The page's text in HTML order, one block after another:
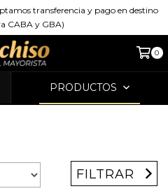
transferencia y pago en destino
CABA y GBA)
0
PRODUCTOS
FILTRAR